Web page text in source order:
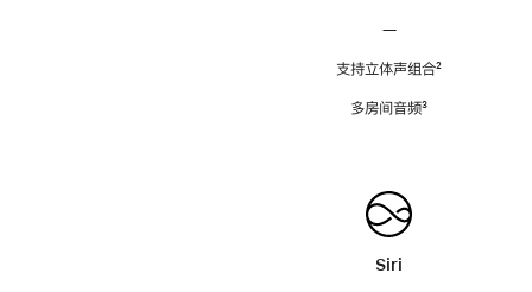
—
支持立体声组合脚
²
多房间音频脚
³
Siri